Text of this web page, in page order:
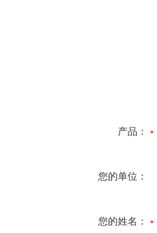
产品：
您的单位：
您的姓名：